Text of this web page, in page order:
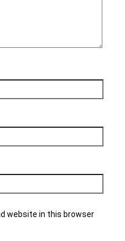
website in this browser